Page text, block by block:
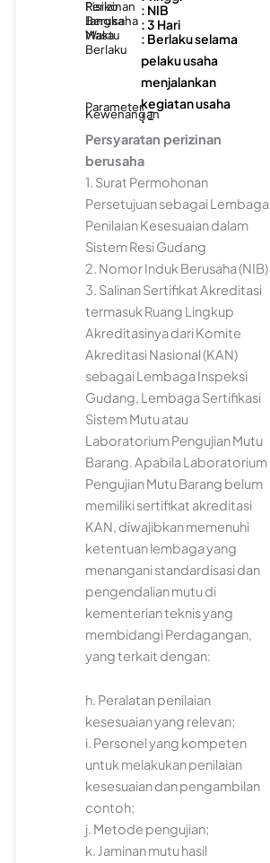
Risiko
Perizinan
Berusaha
: NIB
Jangka
Waktu
: 3 Hari
Masa
Berlaku
: Berlaku selama
pelaku usaha
menjalankan
kegiatan usaha
Parameter: -
Kewenangan
: -
Persyaratan perizinan
berusaha
1. Surat Permohonan
Persetujuan sebagai Lembaga
Penilaian Kesesuaian dalam
Sistem Resi Gudang
2. Nomor Induk Berusaha (NIB)
3. Salinan Sertifikat Akreditasi
termasuk Ruang Lingkup
Akreditasinya dari Komite
Akreditasi Nasional (KAN)
sebagai Lembaga Inspeksi
Gudang, Lembaga Sertifikasi
Sistem Mutu atau
Laboratorium Pengujian Mutu
Barang. Apabila Laboratorium
Pengujian Mutu Barang belum
memiliki sertifikat akreditasi
KAN, diwajibkan memenuhi
ketentuan lembaga yang
menangani standardisasi dan
pengendalian mutu di
kementerian teknis yang
membidangi Perdagangan,
yang terkait dengan:
h. Peralatan penilaian
kesesuaian yang relevan;
i. Personel yang kompeten
untuk melakukan penilaian
kesesuaian dan pengambilan
contoh;
j. Metode pengujian;
k. Jaminan mutu hasil